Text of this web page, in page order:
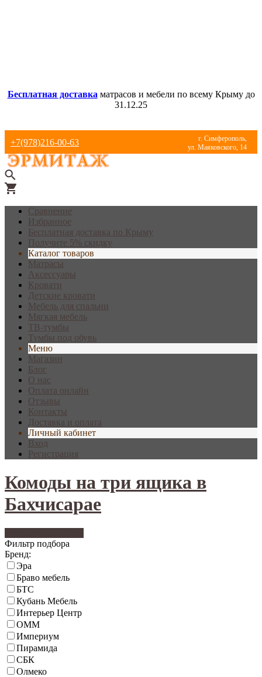
Бесплатная доставка матрасов и мебели по всему Крыму до
31.12.25
+7(978)216-00-63
г. Симферополь,
ул. Маяковского, 14
Сравнение
Избранное
Бесплатная доставка по Крыму
Получите 5% скидку
Каталог товаров
Матрасы
Аксессуары
Кровати
Детские кровати
Мебель для спальни
Мягкая мебель
ТВ-тумбы
Тумбы под обувь
Меню
Магазин
Блог
О нас
Оплата онлайн
Отзывы
Контакты
Доставка и оплата
Личный кабинет
Вход
Регистрация
Комоды на три ящика в
Бахчисарае
Фильтр подбора
Бренд:
Эра
Браво мебель
БТС
Кубань Мебель
Интерьер Центр
ОММ
Империум
Пирамида
СБК
Олмеко